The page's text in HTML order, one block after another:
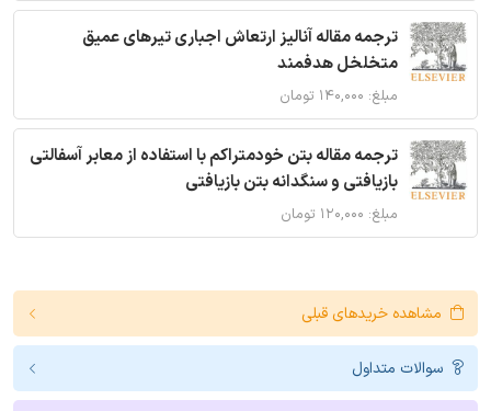
ترجمه مقاله آنالیز ارتعاش اجباری تیرهای عمیق
متخلخل هدفمند
مبلغ: ۱۴۰,۰۰۰ تومان
ترجمه مقاله بتن خودمتراکم با استفاده از معابر آسفالتی
بازیافتی و سنگدانه بتن بازیافتی
مبلغ: ۱۲۰,۰۰۰ تومان
مشاهده خریدهای قبلی
سوالات متداول